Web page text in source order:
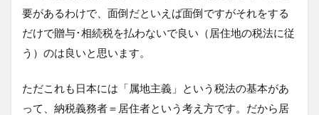
要があるわけで、面倒だといえば面倒ですがそれをする
だけで贈与･相続税を払わないで良い（居住地の税法に従
う）のは良いと思います。
ただこれも日本には「属地主義」という税法の基本があ
って、納税義務者＝居住者という考え方です。だから居